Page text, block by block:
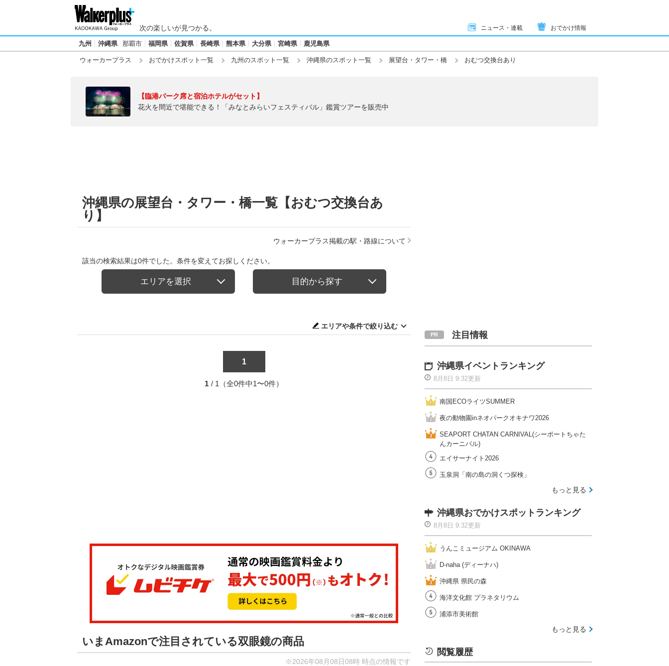
次の楽しいが見つかる。 ニュース・連載 おでかけ情報
九州 沖縄県 那覇市 福岡県 佐賀県 長崎県 熊本県 大分県 宮崎県 鹿児島県
ウォーカープラス おでかけスポット一覧 九州のスポット一覧 沖縄県のスポット一覧 展望台・タワー・橋 おむつ交換台あり
【臨港パーク席と宿泊ホテルがセット】
花火を間近で堪能できる！「みなとみらいフェスティバル」鑑賞ツアーを販売中
沖縄県の展望台・タワー・橋一覧【おむつ交換台あ
り】
ウォーカープラス掲載の駅・路線について
該当の検索結果は0件でした。条件を変えてお探しください。
エリアを選択 目的から探す
エリアや条件で絞り込む
1
1 / 1（全0件中1〜0件）
いまAmazonで注目されている双眼鏡の商品
※2026年08月08日08時 時点の情報です
注目情報
沖縄県イベントランキング
8月8日 9:32更新
南国ECOライツSUMMER
夜の動物園inネオパークオキナワ2026
SEAPORT CHATAN CARNIVAL(シーポートちゃた
んカーニバル)
エイサーナイト2026
玉泉洞「南の島の洞くつ探検」
もっと見る
沖縄県おでかけスポットランキング
8月8日 9:32更新
うんこミュージアム OKINAWA
D-naha (ディーナハ)
沖縄県 県民の森
海洋文化館 プラネタリウム
浦添市美術館
もっと見る
閲覧履歴